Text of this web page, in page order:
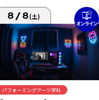
8/8(土)
パフォーミングアーツ学科